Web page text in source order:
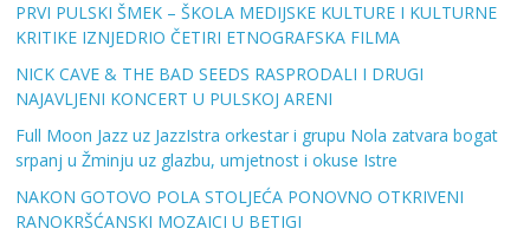
PRVI PULSKI ŠMEK – ŠKOLA MEDIJSKE KULTURE I KULTURNE
KRITIKE IZNJEDRIO ČETIRI ETNOGRAFSKA FILMA
NICK CAVE & THE BAD SEEDS RASPRODALI I DRUGI
NAJAVLJENI KONCERT U PULSKOJ ARENI
Full Moon Jazz uz JazzIstra orkestar i grupu Nola zatvara bogat
srpanj u Žminju uz glazbu, umjetnost i okuse Istre
NAKON GOTOVO POLA STOLJEĆA PONOVNO OTKRIVENI
RANOKRŠĆANSKI MOZAICI U BETIGI